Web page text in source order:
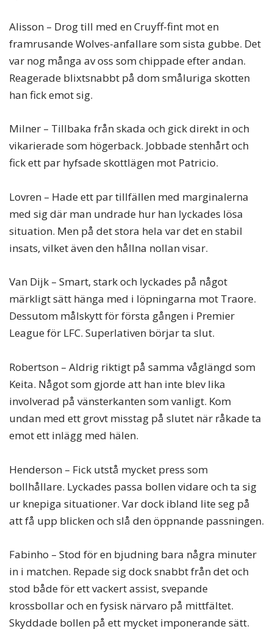
Alisson – Drog till med en Cruyff-fint mot en
framrusande Wolves-anfallare som sista gubbe. Det
var nog många av oss som chippade efter andan.
Reagerade blixtsnabbt på dom småluriga skotten
han fick emot sig.
Milner – Tillbaka från skada och gick direkt in och
vikarierade som högerback. Jobbade stenhårt och
fick ett par hyfsade skottlägen mot Patricio.
Lovren – Hade ett par tillfällen med marginalerna
med sig där man undrade hur han lyckades lösa
situation. Men på det stora hela var det en stabil
insats, vilket även den hållna nollan visar.
Van Dijk – Smart, stark och lyckades på något
märkligt sätt hänga med i löpningarna mot Traore.
Dessutom målskytt för första gången i Premier
League för LFC. Superlativen börjar ta slut.
Robertson – Aldrig riktigt på samma våglängd som
Keita. Något som gjorde att han inte blev lika
involverad på vänsterkanten som vanligt. Kom
undan med ett grovt misstag på slutet när råkade ta
emot ett inlägg med hälen.
Henderson – Fick utstå mycket press som
bollhållare. Lyckades passa bollen vidare och ta sig
ur knepiga situationer. Var dock ibland lite seg på
att få upp blicken och slå den öppnande passningen.
Fabinho – Stod för en bjudning bara några minuter
in i matchen. Repade sig dock snabbt från det och
stod både för ett vackert assist, svepande
krossbollar och en fysisk närvaro på mittfältet.
Skyddade bollen på ett mycket imponerande sätt.